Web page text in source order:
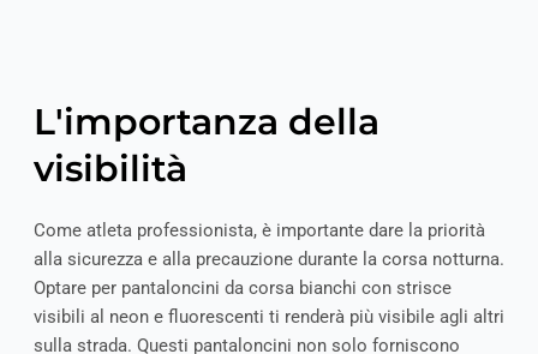
L'importanza della
visibilità
Come atleta professionista, è importante dare la priorità
alla sicurezza e alla precauzione durante la corsa notturna.
Optare per pantaloncini da corsa bianchi con strisce
visibili al neon e fluorescenti ti renderà più visibile agli altri
sulla strada. Questi pantaloncini non solo forniscono